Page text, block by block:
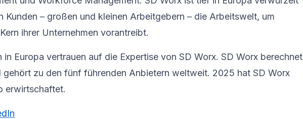
– großen und kleinen Arbeitgebern – die Arbeitswelt, um
ihrer Unternehmen vorantreibt.
Europa vertrauen auf die Expertise von SD Worx. SD Worx berechnet
zu den fünf führenden Anbietern weltweit. 2025 hat SD Worx
erwirtschaftet.